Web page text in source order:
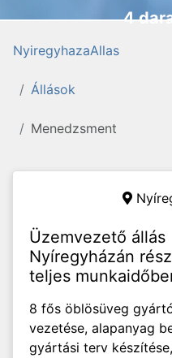
4
NyiregyhazaAllas
Állások
Menedzsment
Üzemvezető állás
Nyíregyházán
teljes
8 fős öblösüveg
vezetése, alapanyag
gyártási terv